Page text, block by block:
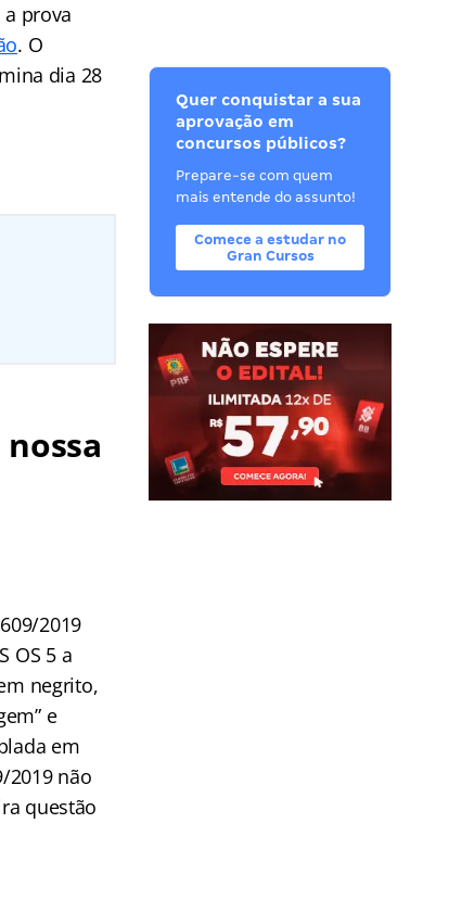
prova
. O
dia 28
2019
OS 5 a
negrito,
e
em
2019 não
questão
Quer conquistar a sua
aprovação em
concursos públicos?
Prepare-se com quem
mais entende do assunto!
Comece a estudar no
Gran Cursos